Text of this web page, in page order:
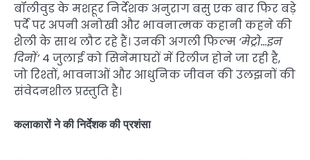
बॉलीवुड के मशहूर निर्देशक अनुराग बसु एक बार फिर बड़े
पर्दे पर अपनी अनोखी और भावनात्मक कहानी कहने की
शैली के साथ लौट रहे हैं। उनकी अगली फिल्म ‘मेट्रो…इन
दिनों’4 जुलाई को सिनेमाघरों में रिलीज होने जा रही है,
जो रिश्तों, भावनाओं और आधुनिक जीवन की उलझनों की
संवेदनशील प्रस्तुति है।
कलाकारों ने की निर्देशक की प्रशंसा